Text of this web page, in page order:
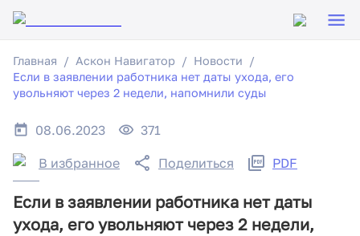
Главная Аскон Навигатор
Новости
Если в заявлении работника нет даты ухода, его
увольняют через 2 недели, напомнили суды
08.06.2023 371
В избранное Поделиться PDF
Если в заявлении работника нет даты
ухода, его увольняют через 2 недели,